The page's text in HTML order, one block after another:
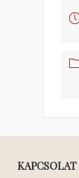
KAPCSOLAT